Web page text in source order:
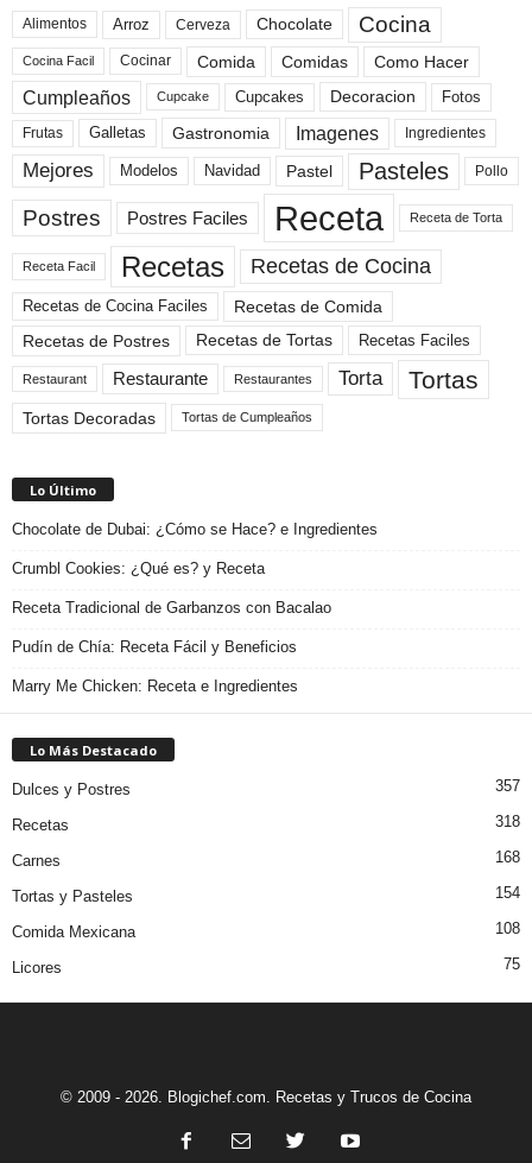
Alimentos Arroz Cerveza Chocolate Cocina
Cocina Facil Cocinar Comida Comidas Como Hacer
Cumpleaños Cupcake Cupcakes Decoracion Fotos
Frutas Galletas Gastronomia Imagenes Ingredientes
Mejores Modelos Navidad Pastel Pasteles Pollo
Postres Postres Faciles Receta Receta de Torta
Receta Facil Recetas Recetas de Cocina
Recetas de Cocina Faciles
Recetas de Comida
Recetas de Postres
Recetas de Tortas Recetas Faciles
Restaurant Restaurante Restaurantes Torta Tortas
Tortas Decoradas Tortas de Cumpleaños
Lo Último
Chocolate de Dubai: ¿Cómo se Hace? e Ingredientes
Crumbl Cookies: ¿Qué es? y Receta
Receta Tradicional de Garbanzos con Bacalao
Pudín de Chía: Receta Fácil y Beneficios
Marry Me Chicken: Receta e Ingredientes
Lo Más Destacado
Dulces y Postres 357
Recetas 318
Carnes 168
Tortas y Pasteles 154
Comida Mexicana 108
Licores 75
© 2009 - 2026. Blogichef.com. Recetas y Trucos de Cocina